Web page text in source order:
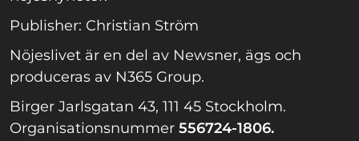
Publisher: Christian Ström
Nöjeslivet är en del av Newsner, ägs och
produceras av N365 Group.
Birger Jarlsgatan 43, 111 45 Stockholm.
Organisationsnummer 556724-1806.